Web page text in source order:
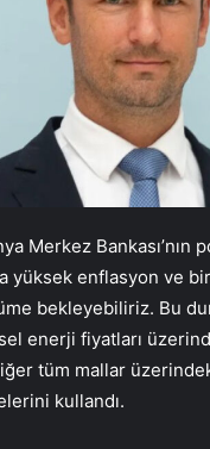
Merkez Bankası’nın
yüksek enflasyon ve
bekleyebiliriz. Bu
enerji fiyatları
tüm mallar
kullandı.